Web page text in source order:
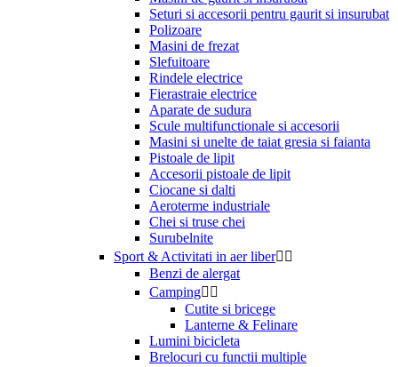
Seturi si accesorii pentru gaurit si insurubat
Polizoare
Masini de frezat
Slefuitoare
Rindele electrice
Fierastraie electrice
Aparate de sudura
Scule multifunctionale si accesorii
Masini si unelte de taiat gresia si faianta
Pistoale de lipit
Accesorii pistoale de lipit
Ciocane si dalti
Aeroterme industriale
Chei si truse chei
Surubelnite
Sport & Activitati in aer liber 
Benzi de alergat
Camping 
Cutite si bricege
Lanterne & Felinare
Lumini bicicleta
Brelocuri cu functii multiple